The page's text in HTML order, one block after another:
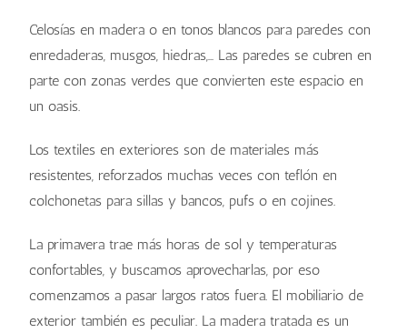
Celosías en madera o en tonos blancos para paredes con
enredaderas, musgos, hiedras,… Las paredes se cubren en
parte con zonas verdes que convierten este espacio en
un oasis.
Los textiles en exteriores son de materiales más
resistentes, reforzados muchas veces con teflón en
colchonetas para sillas y bancos, pufs o en cojines.
La primavera trae más horas de sol y temperaturas
confortables, y buscamos aprovecharlas, por eso
comenzamos a pasar largos ratos fuera. El mobiliario de
exterior también es peculiar. La madera tratada es un